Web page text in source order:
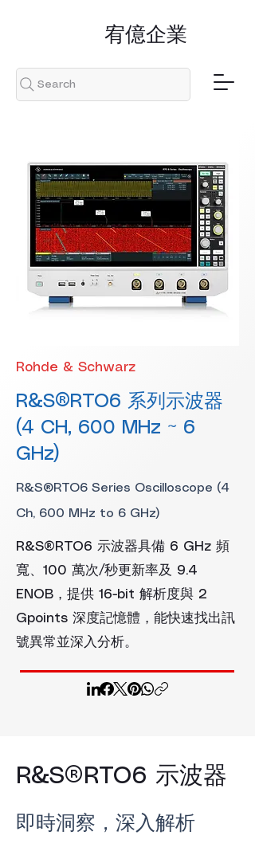
​宥億企業
Search
Rohde & Schwarz
R&S®RTO6 系列示波器
(4 CH, 600 MHz ~ 6
GHz)
R&S®RTO6 Series Oscilloscope (4
Ch, 600 MHz to 6 GHz)
R&S®RTO6 示波器具備 6 GHz 頻
寬、100 萬次/秒更新率及 9.4
ENOB，提供 16-bit 解析度與 2
Gpoints 深度記憶體，能快速找出訊
號異常並深入分析。
R&S®RTO6 示波器
即時洞察，深入解析